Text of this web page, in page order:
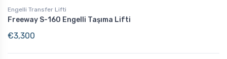
Engelli Transfer Lifti
Freeway S-160 Engelli Taşıma Lifti
€3,300